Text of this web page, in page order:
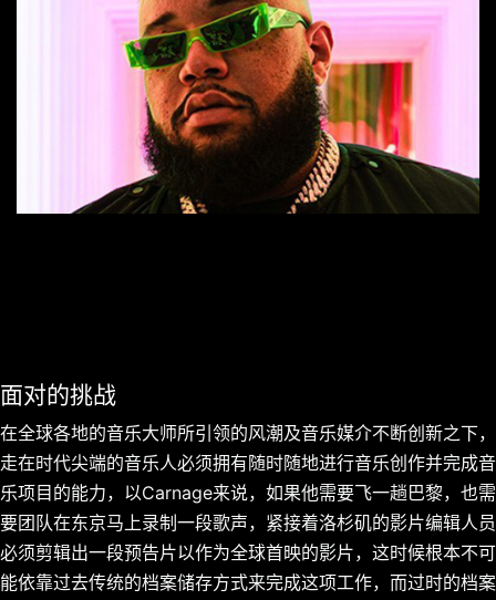
面对的挑战
在全球各地的音乐大师所引领的风潮及音乐媒介不断创新之下，
走在时代尖端的音乐人必须拥有随时随地进行音乐创作并完成音
乐项目的能力，以Carnage来说，如果他需要飞一趟巴黎，也需
要团队在东京马上录制一段歌声，紧接着洛杉矶的影片编辑人员
必须剪辑出一段预告片以作为全球首映的影片，这时候根本不可
能依靠过去传统的档案储存方式来完成这项工作，而过时的档案